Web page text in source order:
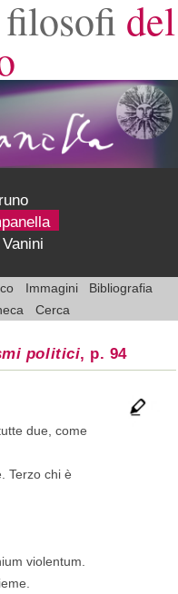
del
Immagini
Bibliografia
Cerca
politici, p. 94
due, come
Terzo chi è
violentum.